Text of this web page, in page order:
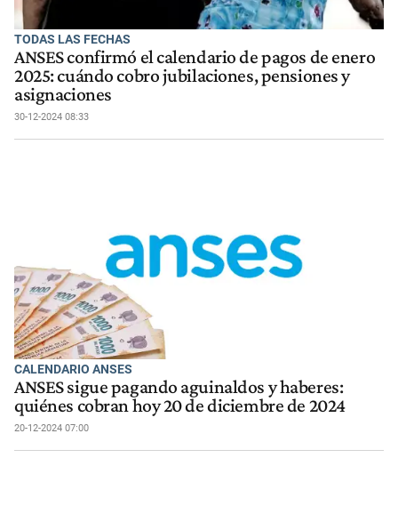
TODAS LAS FECHAS
ANSES confirmó el calendario de pagos de enero
2025: cuándo cobro jubilaciones, pensiones y
asignaciones
30-12-2024 08:33
CALENDARIO ANSES
ANSES sigue pagando aguinaldos y haberes:
quiénes cobran hoy 20 de diciembre de 2024
20-12-2024 07:00